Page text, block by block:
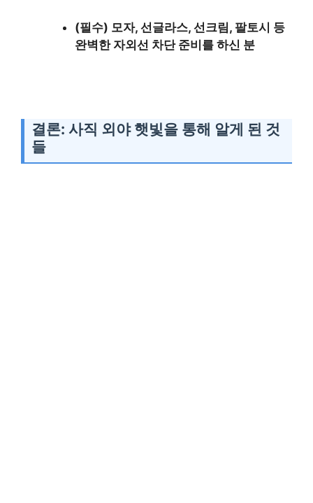
(필수) 모자, 선글라스, 선크림, 팔토시 등
완벽한 자외선 차단 준비를 하신 분
결론: 사직 외야 햇빛을 통해 알게 된 것
들